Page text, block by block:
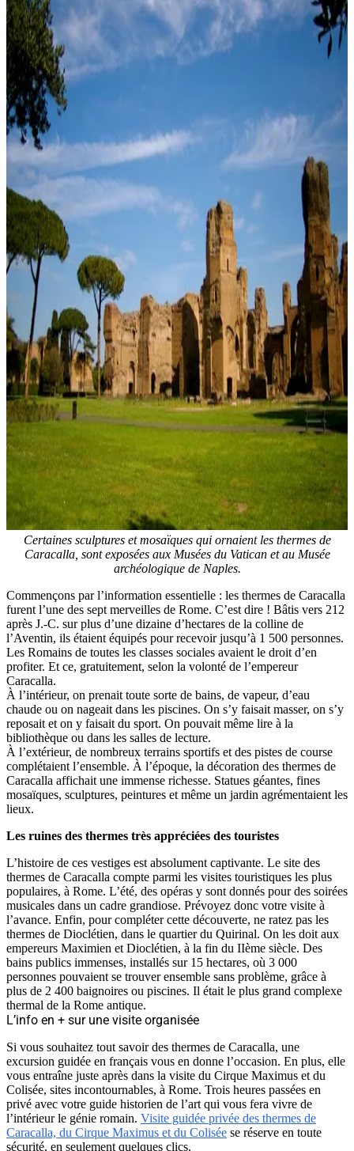
Certaines sculptures et mosaïques qui ornaient les thermes de
Caracalla, sont exposées aux Musées du Vatican et au Musée
archéologique de Naples.
Commençons par l’information essentielle : les thermes de Caracalla
furent l’une des sept merveilles de Rome. C’est dire ! Bâtis vers 212
après J.-C. sur plus d’une dizaine d’hectares de la colline de
l’Aventin, ils étaient équipés pour recevoir jusqu’à 1 500 personnes.
Les Romains de toutes les classes sociales avaient le droit d’en
profiter. Et ce, gratuitement, selon la volonté de l’empereur
Caracalla.
À l’intérieur, on prenait toute sorte de bains, de vapeur, d’eau
chaude ou on nageait dans les piscines. On s’y faisait masser, on s’y
reposait et on y faisait du sport. On pouvait même lire à la
bibliothèque ou dans les salles de lecture.
À l’extérieur, de nombreux terrains sportifs et des pistes de course
complétaient l’ensemble. À l’époque, la décoration des thermes de
Caracalla affichait une immense richesse. Statues géantes, fines
mosaïques, sculptures, peintures et même un jardin agrémentaient les
lieux.
Les ruines des thermes très appréciées des touristes
L’histoire de ces vestiges est absolument captivante. Le site des
thermes de Caracalla compte parmi les visites touristiques les plus
populaires, à Rome. L’été, des opéras y sont donnés pour des soirées
musicales dans un cadre grandiose. Prévoyez donc votre visite à
l’avance. Enfin, pour compléter cette découverte, ne ratez pas les
thermes de Dioclétien, dans le quartier du Quirinal. On les doit aux
empereurs Maximien et Dioclétien, à la fin du IIème siècle. Des
bains publics immenses, installés sur 15 hectares, où 3 000
personnes pouvaient se trouver ensemble sans problème, grâce à
plus de 2 400 baignoires ou piscines. Il était le plus grand complexe
thermal de la Rome antique.
L’info en + sur une visite organisée
Si vous souhaitez tout savoir des thermes de Caracalla, une
excursion guidée en français vous en donne l’occasion. En plus, elle
vous entraîne juste après dans la visite du Cirque Maximus et du
Colisée, sites incontournables, à Rome. Trois heures passées en
privé avec votre guide historien de l’art qui vous fera vivre de
l’intérieur le génie romain. Visite guidée privée des thermes de
Caracalla, du Cirque Maximus et du Colisée se réserve en toute
sécurité, en seulement quelques clics.